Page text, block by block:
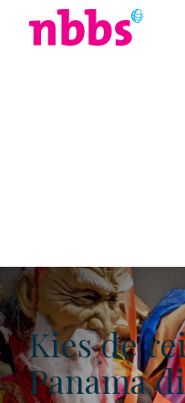
Kies de
Panama